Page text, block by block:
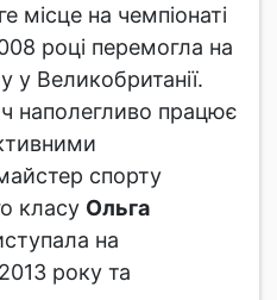
місце на чемпіонаті
році перемогла на
у Великобританії.
наполегливо працює
спорту
класу Ольга
на
року та